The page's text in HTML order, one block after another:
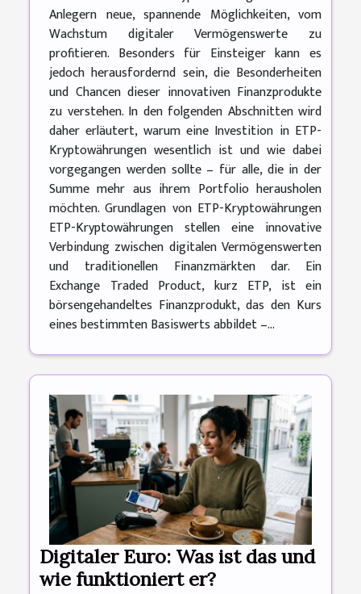
Anlegern neue, spannende Möglichkeiten, vom
Wachstum digitaler Vermögenswerte zu
profitieren. Besonders für Einsteiger kann es
jedoch herausfordernd sein, die Besonderheiten
und Chancen dieser innovativen Finanzprodukte
zu verstehen. In den folgenden Abschnitten wird
daher erläutert, warum eine Investition in ETP-
Kryptowährungen wesentlich ist und wie dabei
vorgegangen werden sollte – für alle, die in der
Summe mehr aus ihrem Portfolio herausholen
möchten. Grundlagen von ETP-Kryptowährungen
ETP-Kryptowährungen stellen eine innovative
Verbindung zwischen digitalen Vermögenswerten
und traditionellen Finanzmärkten dar. Ein
Exchange Traded Product, kurz ETP, ist ein
börsengehandeltes Finanzprodukt, das den Kurs
eines bestimmten Basiswerts abbildet –...
Digitaler Euro: Was ist das und
wie funktioniert er?